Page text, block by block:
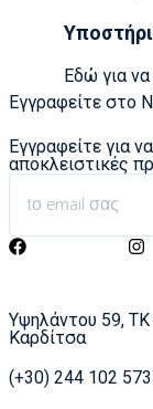
Εδώ για
Εγγραφείτε στο
Εγγραφείτε για
αποκλειστικές
Υψηλάντου 59,
Καρδίτσα
(+30) 244 102